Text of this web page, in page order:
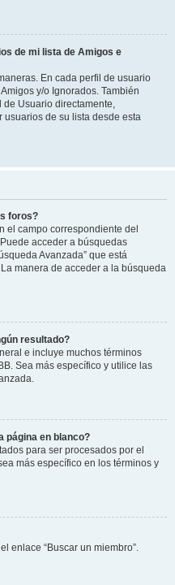
de mi lista de Amigos e
En cada perfil de usuario
y/o Ignorados. También
Usuario directamente,
de su lista desde esta
foros?
el campo correspondiente del
acceder a búsquedas
Avanzada” que está
manera de acceder a la búsqueda
resultado?
e incluye muchos términos
Sea más específico y utilice las
página en blanco?
para ser procesados por el
más específico en los términos y
enlace “Buscar un miembro”.